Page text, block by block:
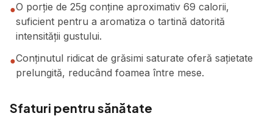
●O porție de 25g conține aproximativ 69 calorii,
suficient pentru a aromatiza o tartină datorită
intensității gustului.
●Conținutul ridicat de grăsimi saturate oferă sațietate
prelungită, reducând foamea între mese.
Sfaturi pentru sănătate